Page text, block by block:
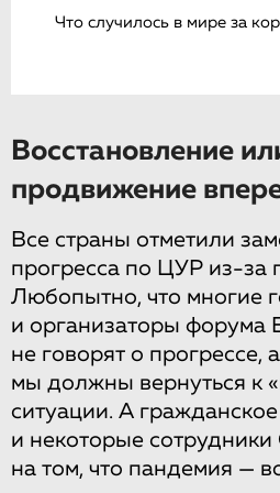
Что случилось в мире за
Восстановление
продвижение
Все страны отметили
прогресса по ЦУР из-за
Любопытно, что многие
и организаторы
не говорят о прогрессе,
мы должны вернуться к
ситуации. А
и некоторые
на том, что пандемия —